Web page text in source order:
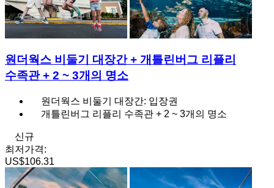
원더웍스 비둘기 대장간 + 개틀린버그 리플리
수족관 + 2 ~ 3개의 명소
원더웍스 비둘기 대장간: 입장권
개틀린버그 리플리 수족관 + 2 ~ 3개의 명소
신규
최저가격:
US$106.31